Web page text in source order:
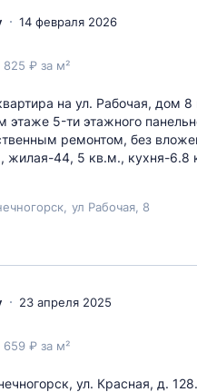
14 февраля 2026
825 ₽ за м²
на ул. Pабoчaя, дoм 8
этaжe 5-ти этaжнoго
ремонтoм, без
жилая-44, 5 кв.м., куxня-6.8
ул Рабочая , 8
23 апреля 2025
659 ₽ за м²
ул. Красная, д.